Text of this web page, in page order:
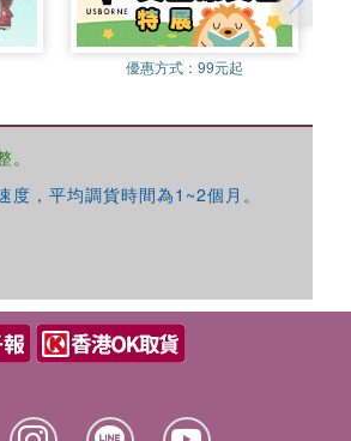
優惠方式：99元起
，平均調貨時間為1~2個月。